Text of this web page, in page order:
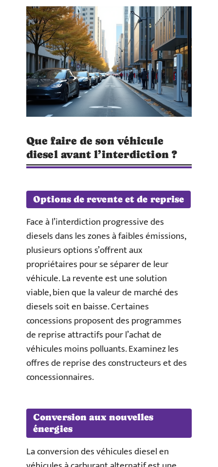
Que faire de son véhicule
diesel avant l’interdiction ?
Options de revente et de reprise
Face à l’interdiction progressive des
diesels dans les zones à faibles émissions,
plusieurs options s’offrent aux
propriétaires pour se séparer de leur
véhicule. La revente est une solution
viable, bien que la valeur de marché des
diesels soit en baisse. Certaines
concessions proposent des programmes
de reprise attractifs pour l’achat de
véhicules moins polluants. Examinez les
offres de reprise des constructeurs et des
concessionnaires.
Conversion aux nouvelles
énergies
La conversion des véhicules diesel en